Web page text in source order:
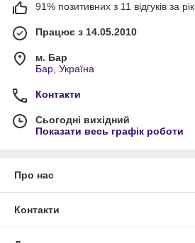
91% позитивних з 11 відгуків за рік
Працює з 14.05.2010
м. Бар
Бар, Україна
Контакти
Сьогодні вихідний
Показати весь графік роботи
Про нас
Контакти